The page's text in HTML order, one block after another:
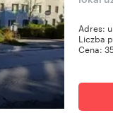
Adres:
Liczba
Cena: